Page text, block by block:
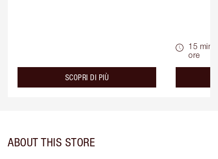
SCOPRI DI PIÙabout the
15 min
ore
ABOUT THIS STORE